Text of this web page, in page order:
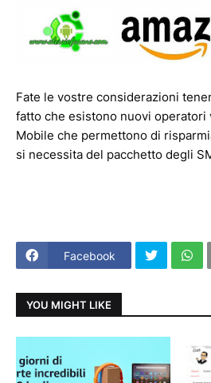
Fate le vostre considerazioni
fatto che esistono nuovi operatori
Mobile che permettono di
si necessita del pacchetto degli
Facebook
YOU MIGHT LIKE